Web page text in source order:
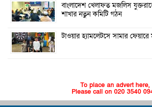
বাংলাদেশ খেলাফত মজলিস
শাখার নতুন কমিটি গঠন
টাওয়ার হ্যামলেটসে সামার
To place an advert here,
Please call on 020 3540